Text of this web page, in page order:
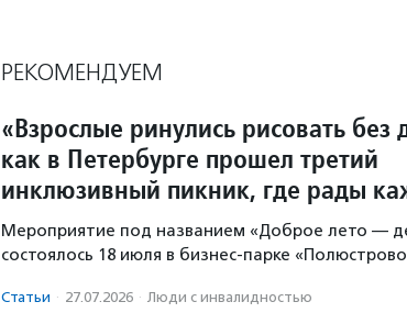
РЕКОМЕНДУЕМ
«Взрослые ринулись рисовать без
как в Петербурге прошел третий
инклюзивный пикник, где рады
Мероприятие под названием «Доброе лето —
состоялось 18 июля в бизнес-парке
Статьи · 27.07.2026 · Люди с инвалидностью